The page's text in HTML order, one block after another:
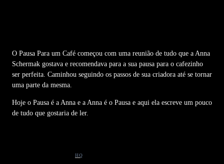
O Pausa Para um Café começou com uma reunião de tudo que a Anna
Schermak gostava e recomendava para a sua pausa para o cafezinho
ser perfeita. Caminhou seguindo os passos de sua criadora até se tornar
uma parte da mesma.
Hoje o Pausa é a Anna e a Anna é o Pausa e aqui ela escreve um pouco
de tudo que gostaria de ler.
HQ